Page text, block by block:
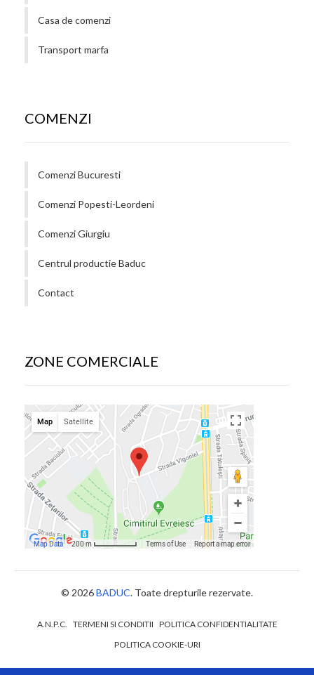
Casa de comenzi
Transport marfa
COMENZI
Comenzi Bucuresti
Comenzi Popesti-Leordeni
Comenzi Giurgiu
Centrul productie Baduc
Contact
ZONE COMERCIALE
© 2026BADUC. Toate drepturile rezervate.
A.N.P.C. TERMENI SI CONDITII POLITICA CONFIDENTIALITATE
POLITICA COOKIE-URI